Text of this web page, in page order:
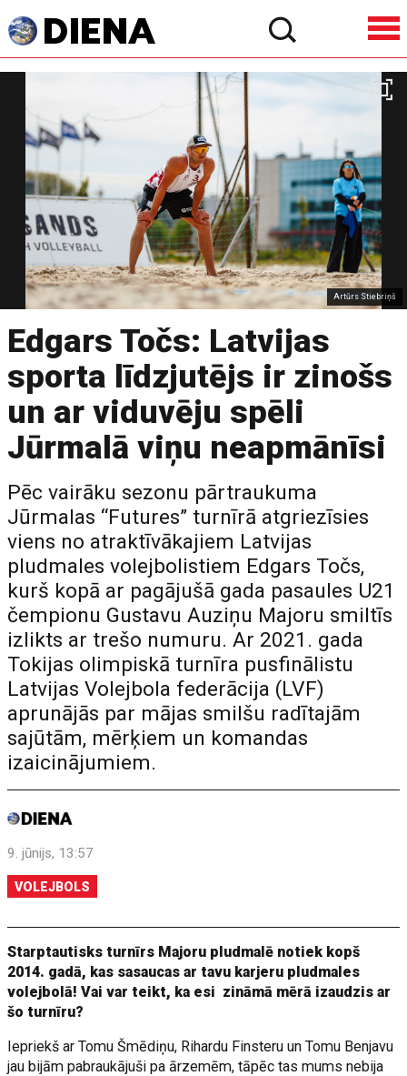
Artūrs Stiebriņš
Edgars Točs: Latvijas
sporta līdzjutējs ir zinošs
un ar viduvēju spēli
Jūrmalā viņu neapmānīsi
Pēc vairāku sezonu pārtraukuma
Jūrmalas “Futures” turnīrā atgriezīsies
viens no atraktīvākajiem Latvijas
pludmales volejbolistiem Edgars Točs,
kurš kopā ar pagājušā gada pasaules U21
čempionu Gustavu Auziņu Majoru smiltīs
izlikts ar trešo numuru. Ar 2021. gada
Tokijas olimpiskā turnīra pusfinālistu
Latvijas Volejbola federācija (LVF)
aprunājās par mājas smilšu radītajām
sajūtām, mērķiem un komandas
izaicinājumiem.
9. jūnijs, 13:57
VOLEJBOLS
Starptautisks turnīrs Majoru pludmalē notiek kopš
2014. gadā, kas sasaucas ar tavu karjeru pludmales
volejbolā! Vai var teikt, ka esi zināmā mērā izaudzis ar
šo turnīru?
Iepriekš ar Tomu Šmēdiņu, Rihardu Finsteru un Tomu Benjavu
jau bijām pabraukājuši pa ārzemēm, tāpēc tas mums nebija